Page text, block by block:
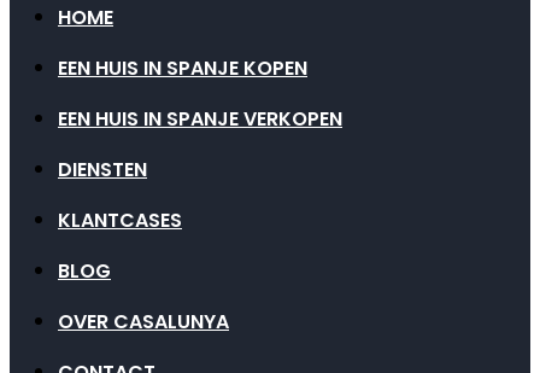
HOME
EEN HUIS IN SPANJE KOPEN
EEN HUIS IN SPANJE VERKOPEN
DIENSTEN
KLANTCASES
BLOG
OVER CASALUNYA